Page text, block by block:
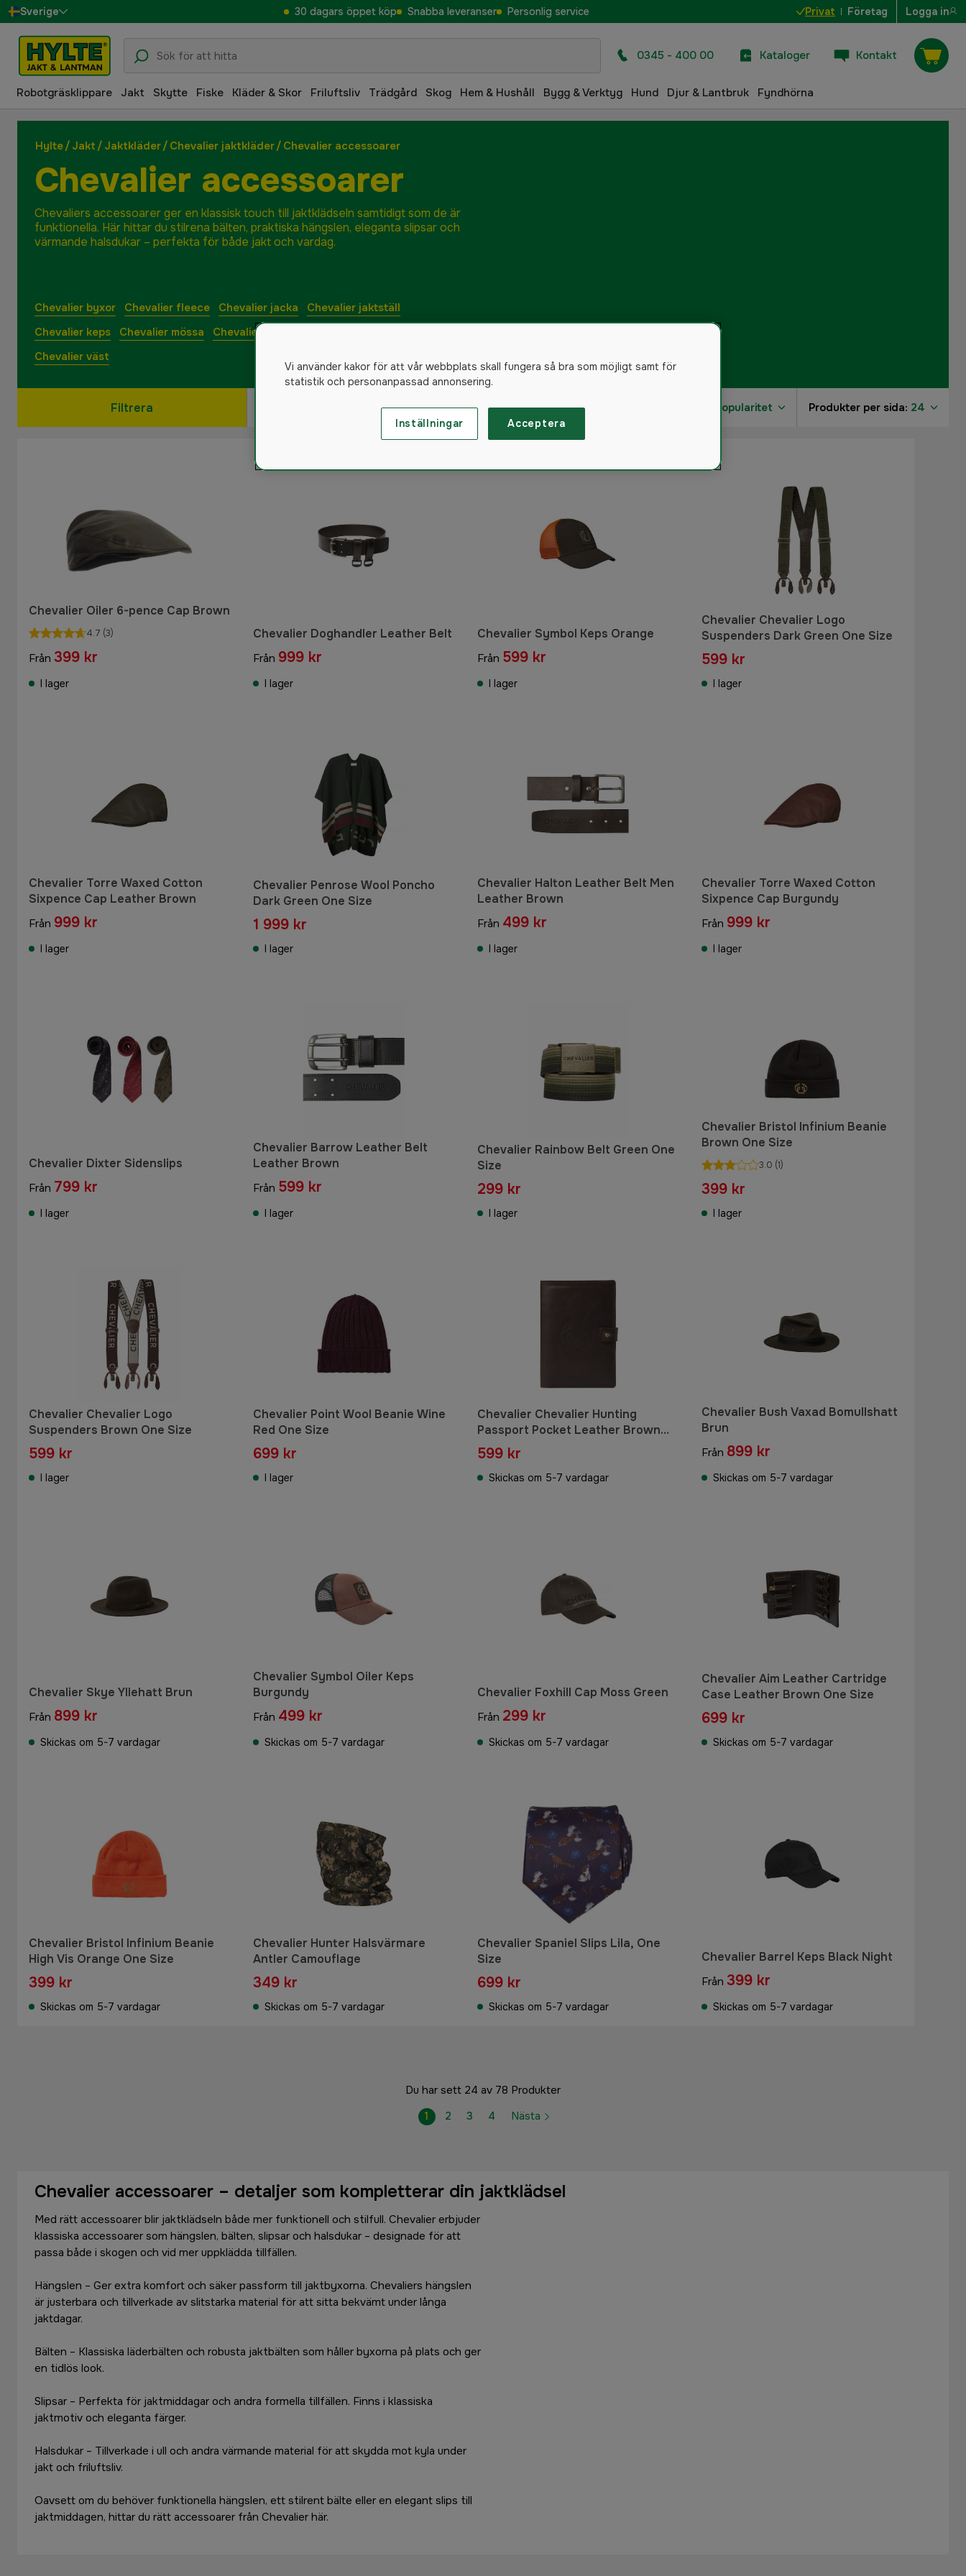
Sverige
Danmark
Suomi
Norge
30 dagars öppet köp Snabba leveranser Personlig service Privat Företag Logga in
0345 - 400 00 Kataloger Kontakt
Robotgräsklippare Jakt Skytte Fiske Kläder & Skor Friluftsliv Trädgård Skog Hem & Hushåll Bygg & Verktyg Hund Djur & Lantbruk Fyndhörna
Hylte/ Jakt / Jaktkläder/ Chevalier jaktkläder/ Chevalier accessoarer
Chevalier accessoarer
Chevaliers accessoarer ger en klassisk touch till jaktklädseln samtidigt som de är
funktionella. Här hittar du stilrena bälten, praktiska hängslen, eleganta slipsar och
värmande halsdukar – perfekta för både jakt och vardag.
Chevalier byxor Chevalier fleece Chevalier jacka
Chevalier jaktställ
Chevalier keps
Chevalier mössa Chevalier skjorta
Chevalier väst
Filtrera 78produkter Popularitet Produkter per sida: 24
Chevalier Oiler 6-pence Cap Brown
4.7 (3)
Från 399 kr
I lager
Chevalier Doghandler Leather Belt
Från 999 kr
I lager
Chevalier Symbol Keps Orange
Från 599 kr
I lager
Chevalier Chevalier Logo
Suspenders Dark Green One Size
599 kr
I lager
Chevalier Torre Waxed Cotton
Sixpence Cap Leather Brown
Från 999 kr
I lager
Chevalier Penrose Wool Poncho
Dark Green One Size
1 999 kr
I lager
Chevalier Halton Leather Belt Men
Leather Brown
Från 499 kr
I lager
Chevalier Torre Waxed Cotton
Sixpence Cap Burgundy
Från 999 kr
I lager
Chevalier Dixter Sidenslips
Från 799 kr
I lager
Chevalier Barrow Leather Belt
Leather Brown
Från 599 kr
I lager
Chevalier Rainbow Belt Green One
Size
299 kr
I lager
Chevalier Bristol Infinium Beanie
Brown One Size
3.0 (1)
399 kr
I lager
Chevalier Chevalier Logo
Suspenders Brown One Size
599 kr
I lager
Chevalier Point Wool Beanie Wine
Red One Size
699 kr
I lager
Chevalier Chevalier Hunting
Passport Pocket Leather Brown
One Size
599 kr
Skickas om 5-7 vardagar
Chevalier Bush Vaxad Bomullshatt
Brun
Från 899 kr
Skickas om 5-7 vardagar
Chevalier Skye Yllehatt Brun
Från 899 kr
Skickas om 5-7 vardagar
Chevalier Symbol Oiler Keps
Burgundy
Från 499 kr
Skickas om 5-7 vardagar
Chevalier Foxhill Cap Moss Green
Från 299 kr
Skickas om 5-7 vardagar
Chevalier Aim Leather Cartridge
Case Leather Brown One Size
699 kr
Skickas om 5-7 vardagar
Chevalier Bristol Infinium Beanie
High Vis Orange One Size
399 kr
Skickas om 5-7 vardagar
Chevalier Hunter Halsvärmare
Antler Camouflage
349 kr
Skickas om 5-7 vardagar
Chevalier Spaniel Slips Lila, One
Size
699 kr
Skickas om 5-7 vardagar
Chevalier Barrel Keps Black Night
Från 399 kr
Skickas om 5-7 vardagar
Du har sett 24 av 78 Produkter
1
2 3 4 Nästa
Chevalier accessoarer – detaljer som kompletterar din jaktklädsel
Med rätt accessoarer blir jaktklädseln både mer funktionell och stilfull. Chevalier erbjuder
klassiska accessoarer som hängslen, bälten, slipsar och halsdukar – designade för att
passa både i skogen och vid mer uppklädda tillfällen.
Hängslen – Ger extra komfort och säker passform till jaktbyxorna. Chevaliers hängslen
är justerbara och tillverkade av slitstarka material för att sitta bekvämt under långa
jaktdagar.
Bälten – Klassiska läderbälten och robusta jaktbälten som håller byxorna på plats och ger
en tidlös look.
Slipsar – Perfekta för jaktmiddagar och andra formella tillfällen. Finns i klassiska
jaktmotiv och eleganta färger.
Halsdukar – Tillverkade i ull och andra värmande material för att skydda mot kyla under
jakt och friluftsliv.
Oavsett om du behöver funktionella hängslen, ett stilrent bälte eller en elegant slips till
jaktmiddagen, hittar du rätt accessoarer från Chevalier här.
Vi använder kakor för att vår webbplats skall fungera så bra som möjligt samt för
statistik och personanpassad annonsering.
Inställningar Acceptera